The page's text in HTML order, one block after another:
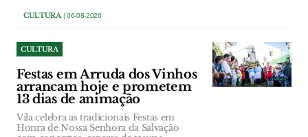
CULTURA| 06-08-2026
CULTURA
Festas em Arruda dos Vinhos
arrancam hoje e prometem
13 dias de animação
Vila celebra as tradicionais Festas em
Honra de Nossa Senhora da Salvação